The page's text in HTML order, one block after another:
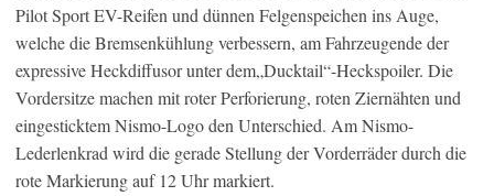
Pilot Sport EV-Reifen und dünnen Felgenspeichen ins Auge,
welche die Bremsenkühlung verbessern, am Fahrzeugende der
expressive Heckdiffusor unter dem„Ducktail“-Heckspoiler. Die
Vordersitze machen mit roter Perforierung, roten Ziernähten und
eingesticktem Nismo-Logo den Unterschied. Am Nismo-
Lederlenkrad wird die gerade Stellung der Vorderräder durch die
rote Markierung auf 12 Uhr markiert.